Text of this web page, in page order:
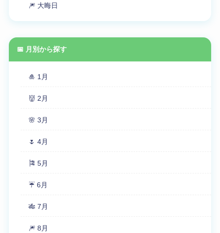
🎆 大晦日
📅 月別から探す
🎍 1月
👹 2月
🌸 3月
🌷 4月
🎏 5月
☔ 6月
🎋 7月
🎆 8月